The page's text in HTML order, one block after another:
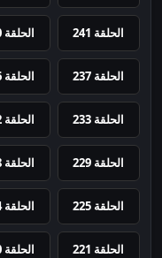
الحلقة 241 الحلقة 240
الحلقة 237 الحلقة 236
الحلقة 233 الحلقة 232
الحلقة 229 الحلقة 228
الحلقة 225 الحلقة 224
الحلقة 221 الحلقة 220